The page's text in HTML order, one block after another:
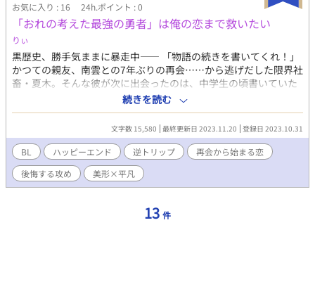
お気に入り : 16 24h.ポイント : 0
「おれの考えた最強の勇者」は俺の恋まで救いたい
りぃ
黒歴史、勝手気ままに暴走中―― 「物語の続きを書いてくれ！」
かつての親友、南雲との7年ぶりの再会……から逃げだした限界社
畜・夏木。そんな彼が次に出会ったのは、中学生の頃書いていた
オリジナルの物語に登場するキャラクター・レオだった。冒険の
仲間・ソウを救うため、夏木に未完の物語の続きを書かせようと
逆異世界トリップをしてきたレオ。 でも、痛い青春と苦い恋心の
思い出を呼び覚ます……「黒歴史」の最たる象徴であるその物語
のつづきなんて、書ける気がしなくて――あの頃の「一番大好
き」が全部黒歴史になった男の話。 「だから、もう……いい加
減、あいつのこと好きなのやめたいんだってば」 ―― 過去主人公
の夢を折ったポンコツヒーロー×元ドリーマーな限界リーマン
続きを読む
文字数 15,580 最終更新日 2023.11.20 登録日 2023.10.31
BL ハッピーエンド 逆トリップ
再会から始まる恋
後悔する攻め
美形×平凡
13 件